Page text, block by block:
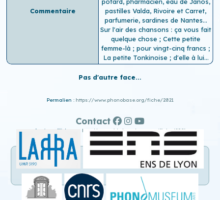
Commentaire
pastilles Valda, Rivoire et Carret,
parfumerie, sardines de Nantes...
Sur l'air des chansons : ça vous fait
quelque chose ; Cette petite
femme-là ; pour vingt-cinq francs ;
La petite Tonkinoise ; d'elle à lui…
Pas d'autre face...
Permalien : https://www.phonobase.org/fiche/2821
Ancien affichage : http://www.old.phonobase.org/fiche/2821
Contact